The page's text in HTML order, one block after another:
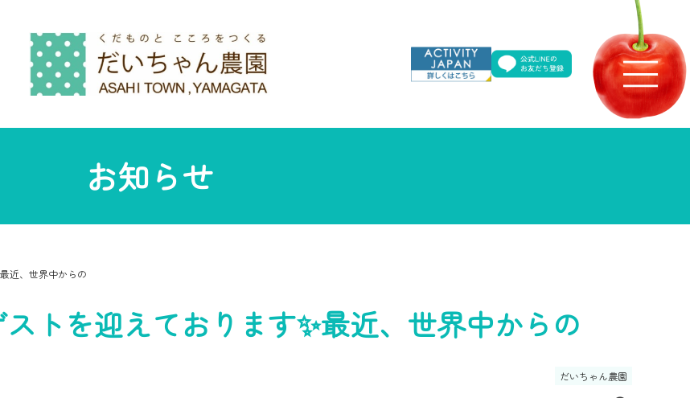
お知らせ
近、世界中からの
トを迎えております✨最近、世界中からの
だいちゃん農園